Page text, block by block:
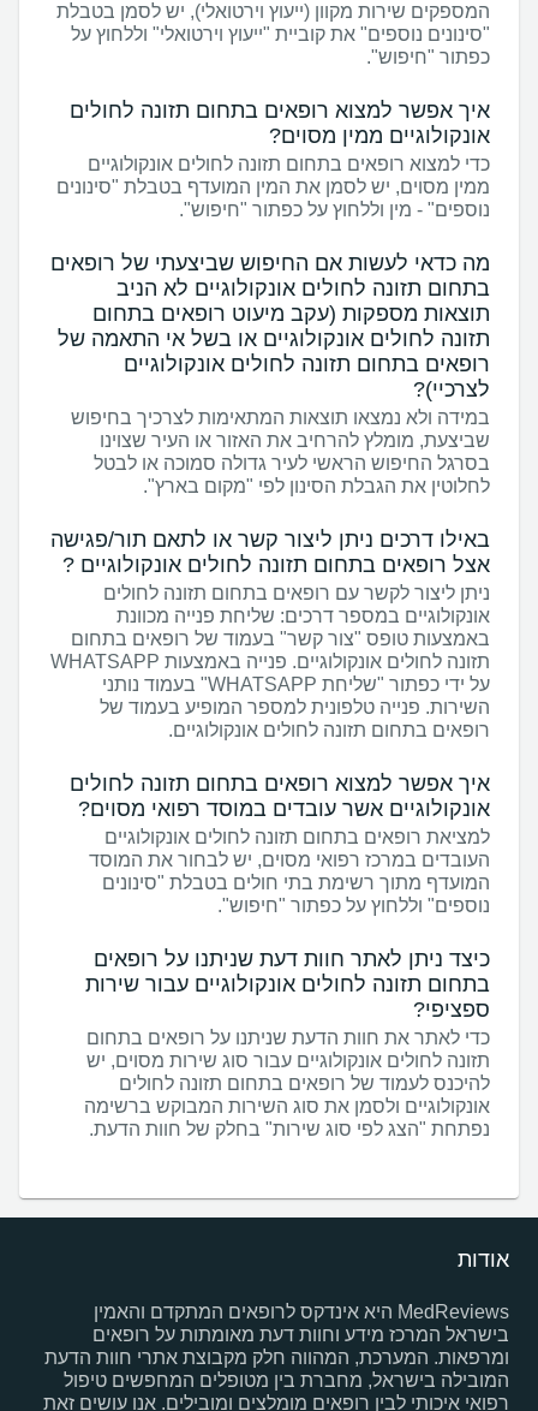
המספקים שירות מקוון (ייעוץ וירטואלי), יש לסמן בטבלת
"סינונים נוספים" את קוביית "ייעוץ וירטואלי" וללחוץ על
כפתור "חיפוש".
איך אפשר למצוא רופאים בתחום תזונה לחולים
אונקולוגיים ממין מסוים?
כדי למצוא רופאים בתחום תזונה לחולים אונקולוגיים
ממין מסוים, יש לסמן את המין המועדף בטבלת "סינונים
נוספים" - מין וללחוץ על כפתור "חיפוש".
מה כדאי לעשות אם החיפוש שביצעתי של רופאים
בתחום תזונה לחולים אונקולוגיים לא הניב
תוצאות מספקות (עקב מיעוט רופאים בתחום
תזונה לחולים אונקולוגיים או בשל אי התאמה של
רופאים בתחום תזונה לחולים אונקולוגיים
לצרכיי)?
במידה ולא נמצאו תוצאות המתאימות לצרכיך בחיפוש
שביצעת, מומלץ להרחיב את האזור או העיר שצוינו
בסרגל החיפוש הראשי לעיר גדולה סמוכה או לבטל
לחלוטין את הגבלת הסינון לפי "מקום בארץ".
באילו דרכים ניתן ליצור קשר או לתאם תור/פגישה
אצל רופאים בתחום תזונה לחולים אונקולוגיים ?
ניתן ליצור לקשר עם רופאים בתחום תזונה לחולים
אונקולוגיים במספר דרכים: שליחת פנייה מכוונת
באמצעות טופס "צור קשר" בעמוד של רופאים בתחום
תזונה לחולים אונקולוגיים. פנייה באמצעות WHATSAPP
על ידי כפתור "שליחת WHATSAPP" בעמוד נותני
השירות. פנייה טלפונית למספר המופיע בעמוד של
רופאים בתחום תזונה לחולים אונקולוגיים.
איך אפשר למצוא רופאים בתחום תזונה לחולים
אונקולוגיים אשר עובדים במוסד רפואי מסוים?
למציאת רופאים בתחום תזונה לחולים אונקולוגיים
העובדים במרכז רפואי מסוים, יש לבחור את המוסד
המועדף מתוך רשימת בתי חולים בטבלת "סינונים
נוספים" וללחוץ על כפתור "חיפוש".
כיצד ניתן לאתר חוות דעת שניתנו על רופאים
בתחום תזונה לחולים אונקולוגיים עבור שירות
ספציפי?
כדי לאתר את חוות הדעת שניתנו על רופאים בתחום
תזונה לחולים אונקולוגיים עבור סוג שירות מסוים, יש
להיכנס לעמוד של רופאים בתחום תזונה לחולים
אונקולוגיים ולסמן את סוג השירות המבוקש ברשימה
נפתחת "הצג לפי סוג שירות" בחלק של חוות הדעת.
אודות
MedReviews היא אינדקס לרופאים המתקדם והאמין
בישראל המרכז מידע וחוות דעת מאומתות על רופאים
ומרפאות. המערכת, המהווה חלק מקבוצת אתרי חוות הדעת
המובילה בישראל, מחברת בין מטופלים המחפשים טיפול
רפואי איכותי לבין רופאים מומלצים ומובילים. אנו עושים זאת